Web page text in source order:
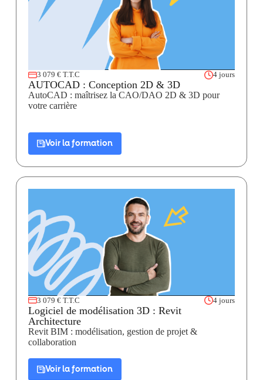
3 079 € T.T.C 4 jours
AUTOCAD : Conception 2D & 3D
AutoCAD : maîtrisez la CAO/DAO 2D & 3D pour
votre carrière
Voir la formation
3 079 € T.T.C 4 jours
Logiciel de modélisation 3D : Revit
Architecture
Revit BIM : modélisation, gestion de projet &
collaboration
Voir la formation